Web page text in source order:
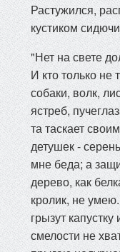
Растужился,
кустиком
"Нет на свете
И кто только не
собаки, волк,
ястреб,
та таскает
детушек -
мне беда; а
дерево, как
кролик, не
грызут
смелости не